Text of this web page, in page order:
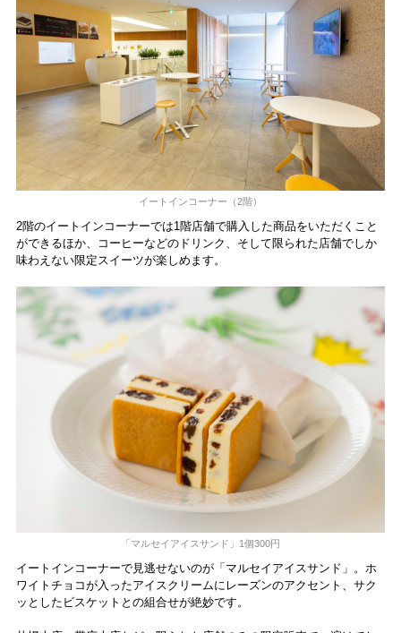
イートインコーナー（2階）
2階のイートインコーナーでは1階店舗で購入した商品をいただくこと
ができるほか、コーヒーなどのドリンク、そして限られた店舗でしか
味わえない限定スイーツが楽しめます。
「マルセイアイスサンド」1個300円
イートインコーナーで見逃せないのが「マルセイアイスサンド」。ホ
ワイトチョコが入ったアイスクリームにレーズンのアクセント、サク
ッとしたビスケットとの組合せが絶妙です。